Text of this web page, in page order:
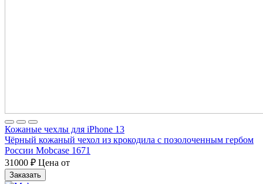
Кожаные чехлы для iPhone 13
Чёрный кожаный чехол из крокодила с позолоченным гербом
России Mobcase 1671
31000 ₽ Цена от
Заказать